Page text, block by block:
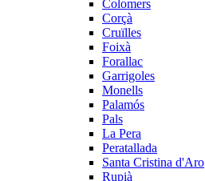
Colomers
Corçà
Cruïlles
Foixà
Forallac
Garrigoles
Monells
Palamós
Pals
La Pera
Peratallada
Santa Cristina d'Aro
Rupià